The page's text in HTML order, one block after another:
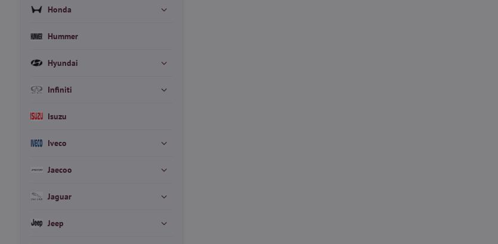
Honda
Hummer
Hyundai
Infiniti
Isuzu
Iveco
Jaecoo
Jaguar
Jeep